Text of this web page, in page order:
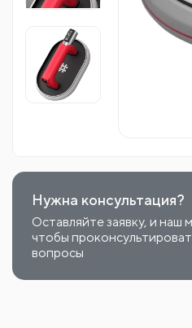
Нужна консультация?
Оставляйте заявку, и наш
чтобы
вопросы